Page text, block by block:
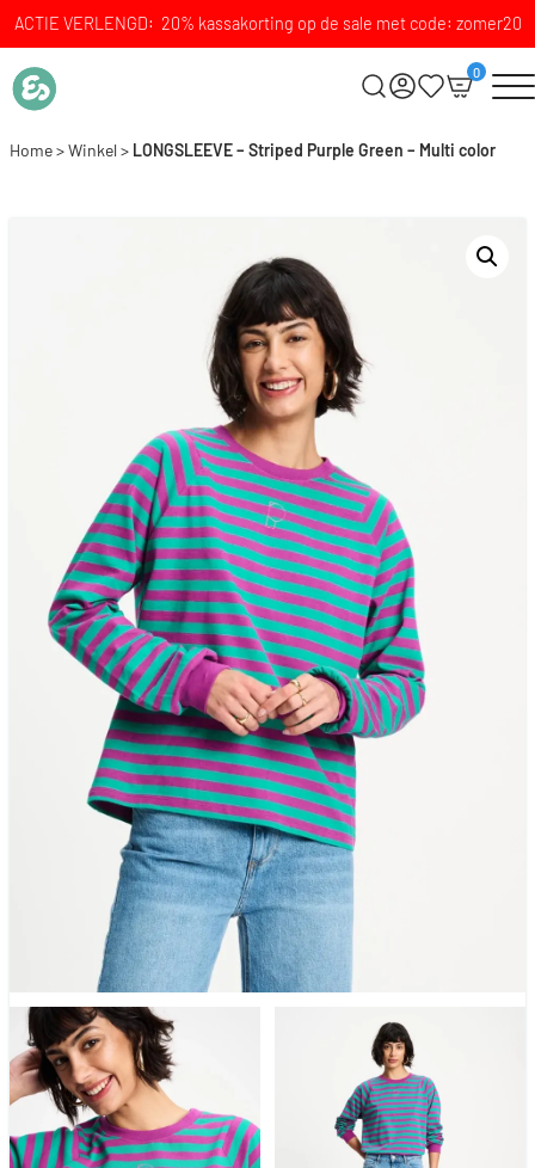
ACTIE VERLENGD: 20% kassakorting op de sale met code: zomer20
0
Home>Winkel> LONGSLEEVE – Striped Purple Green – Multi color